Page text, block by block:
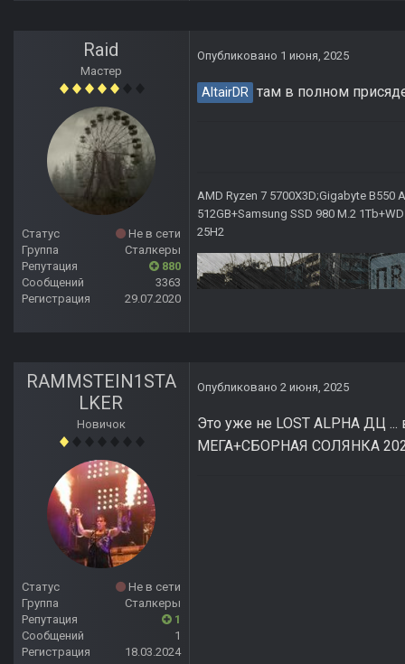
Raid
Мастер
Статус
Не в сети
Группа
Сталкеры
Репутация
880
Сообщений
3363
Регистрация
29.07.2020
Опубликовано 1 июня, 2025
AltairDR там в полном
AMD Ryzen 7 5700X3D;Gigabyte B550
512GB+Samsung SSD 980 M.2
25H2
RAMMSTEIN1STA
LKER
Новичок
Статус
Не в сети
Группа
Сталкеры
Репутация
1
Сообщений
1
Регистрация
18.03.2024
Опубликовано 2 июня, 2025
Это уже не LOST ALPHA ДЦ
МЕГА+СБОРНАЯ СОЛЯНКА